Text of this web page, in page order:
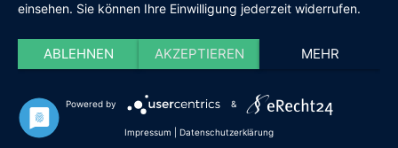
einsehen. Sie können Ihre Einwilligung jederzeit widerrufen.
ABLEHNEN AKZEPTIEREN MEHR
Powered by &
Impressum Datenschutzerklärung